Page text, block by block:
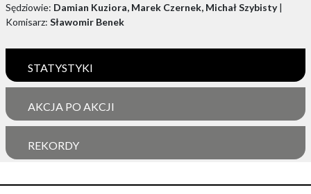
Sędziowie: Damian Kuziora, Marek Czernek, Michał Szybisty|
Komisarz: Sławomir Benek
STATYSTYKI
AKCJA PO AKCJI
REKORDY